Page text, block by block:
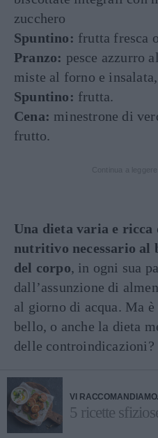
zucchero
Spuntino: frutta fresca
Pranzo: pesce azzurro
miste al forno e
Spuntino: frutta.
Cena: minestrone di
frutto.
Una dieta varia e
nutritivo necessario al
del corpo, in ogni sua
dall’assunzione di
al giorno di acqua. Ma
bello, o anche la dieta
delle controindicazioni?
VI
5 ricette